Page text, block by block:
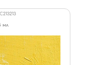
мл